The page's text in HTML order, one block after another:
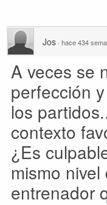
Jos · hace 434
A veces se
perfección
los
contexto
¿Es
mismo
entrenador